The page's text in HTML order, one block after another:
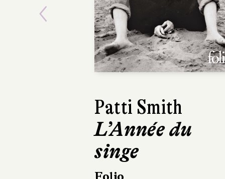
Damon
La
Previous